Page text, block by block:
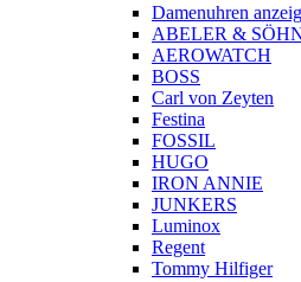
Damenuhren
ABELER &
AEROWATCH
BOSS
Carl von Zeyten
Festina
FOSSIL
HUGO
IRON ANNIE
JUNKERS
Luminox
Regent
Tommy Hilfiger